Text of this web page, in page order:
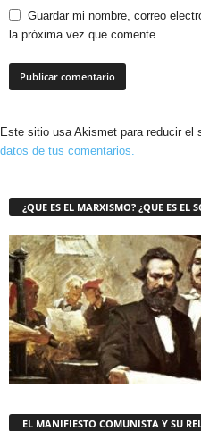
Guardar mi nombre, correo
la próxima vez que comente.
Este sitio usa Akismet para reducir el
datos de tus comentarios.
¿QUE ES EL MARXISMO? ¿QUE ES EL
EL MANIFIESTO COMUNISTA Y SU